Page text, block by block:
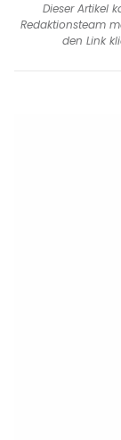
Dieser Artikel
Redaktionsteam
den Link